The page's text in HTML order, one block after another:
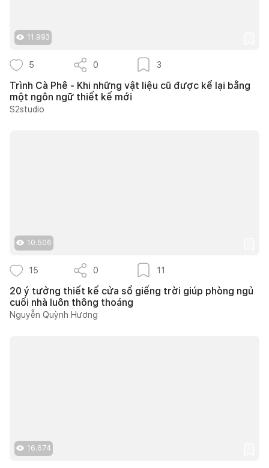
11.993
5 0 3
Trình Cà Phê - Khi những vật liệu cũ được kể lại bằng
một ngôn ngữ thiết kế mới
S2studio
10.506
15 0 11
20 ý tưởng thiết kế cửa sổ giếng trời giúp phòng ngủ
cuối nhà luôn thông thoáng
Nguyễn Quỳnh Hương
16.674